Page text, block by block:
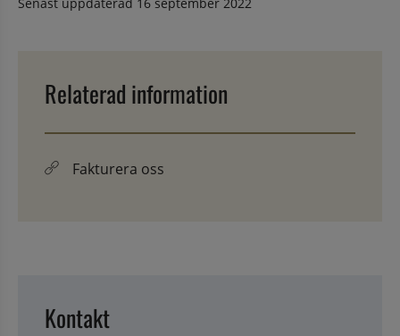
Relaterad information
Fakturera oss
Kontakt